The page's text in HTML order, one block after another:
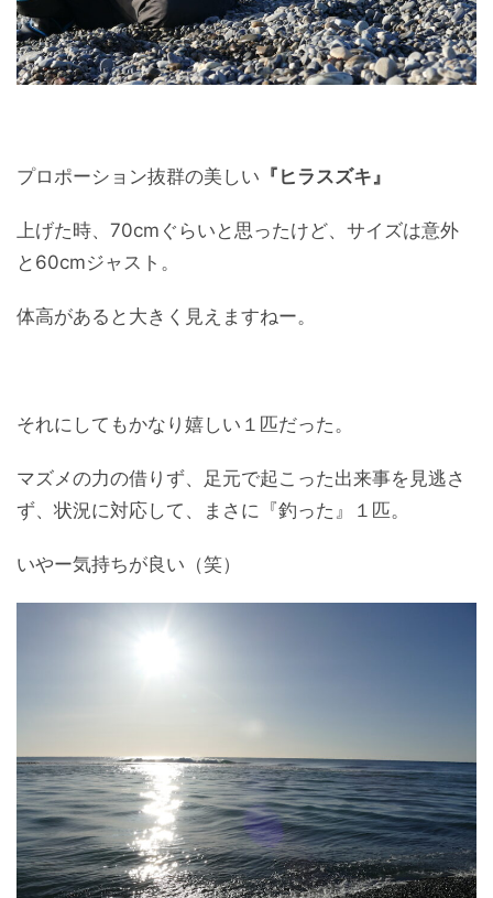
プロポーション抜群の美しい 『ヒラスズキ』
上げた時、70cmぐらいと思ったけど、サイズは意外
と60cmジャスト。
体高があると大きく見えますねー。
それにしてもかなり嬉しい１匹だった。
マズメの力の借りず、足元で起こった出来事を見逃さ
ず、状況に対応して、まさに『釣った』１匹。
いやー気持ちが良い（笑）